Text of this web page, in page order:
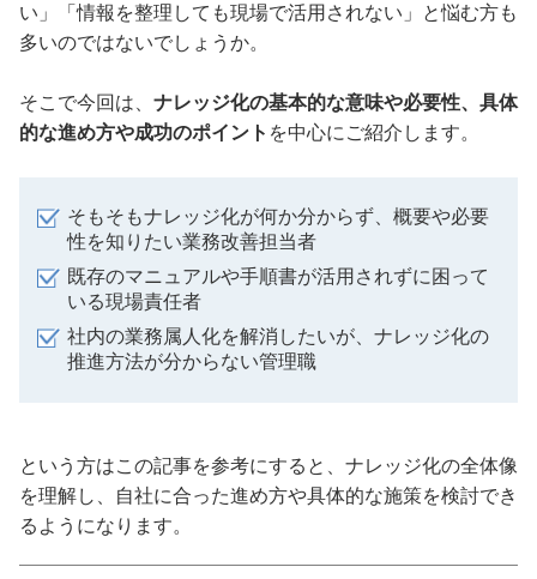
い」「情報を整理しても現場で活用されない」と悩む方も
多いのではないでしょうか。
そこで今回は、 ナレッジ化の基本的な意味や必要性、具体
的な進め方や成功のポイント を中心にご紹介します。
そもそもナレッジ化が何か分からず、概要や必要
性を知りたい業務改善担当者
既存のマニュアルや手順書が活用されずに困って
いる現場責任者
社内の業務属人化を解消したいが、ナレッジ化の
推進方法が分からない管理職
という方はこの記事を参考にすると、ナレッジ化の全体像
を理解し、自社に合った進め方や具体的な施策を検討でき
るようになります。